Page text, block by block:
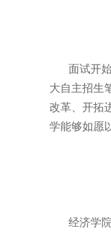
面试开
大自主招生
改革、开拓
学能够如愿
经济学